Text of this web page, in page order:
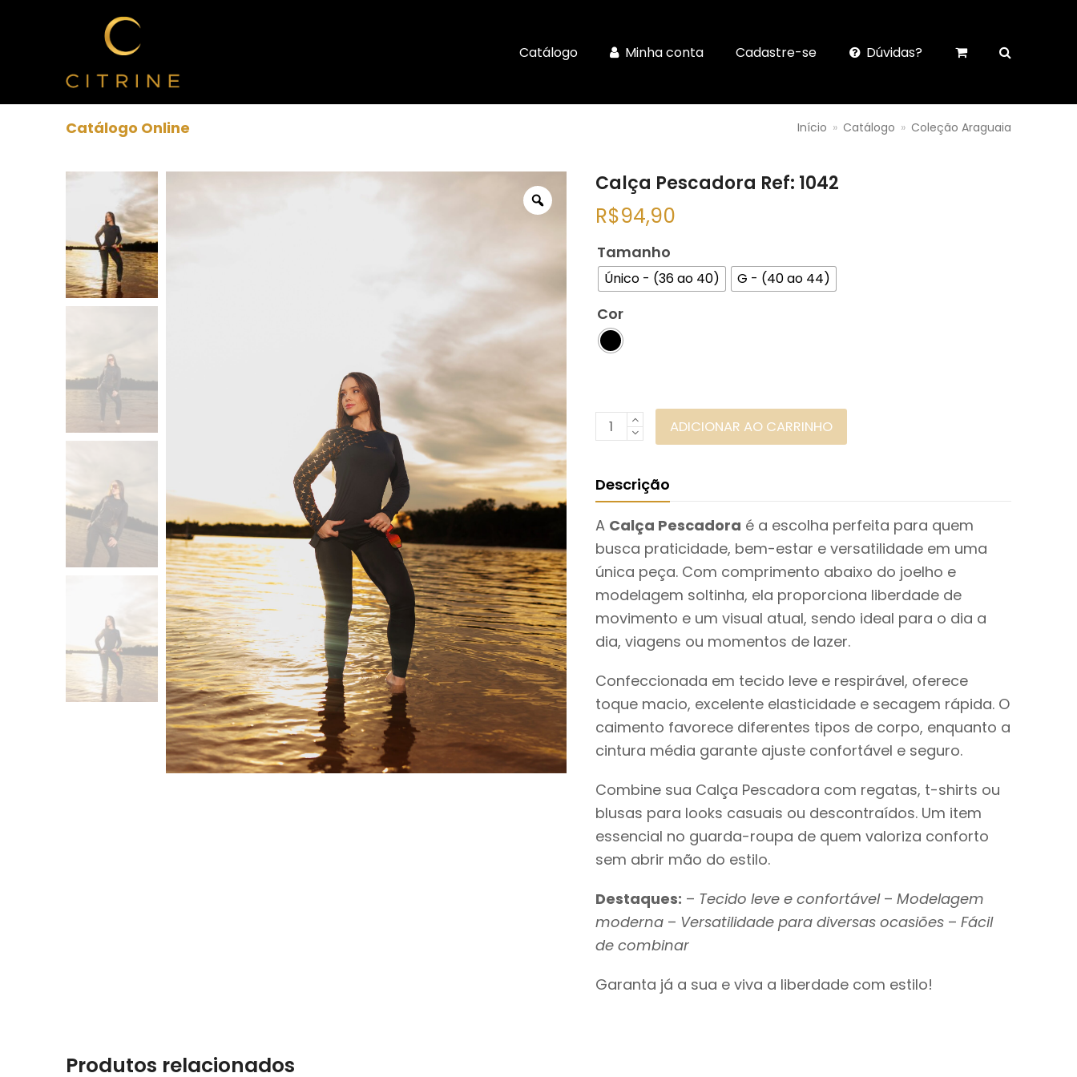
Catálogo Minha conta Cadastre-se Dúvidas?
Catálogo Online Início » Catálogo » Coleção Araguaia
Calça Pescadora Ref: 1042
R$94,90
Tamanho
Único - (36 ao 40) G - (40 ao 44)
Cor
Calça
Pescadora
1042
quantidade
ADICIONAR AO CARRINHO
Descrição
A Calça Pescadora é a escolha perfeita para quem
busca praticidade, bem-estar e versatilidade em uma
única peça. Com comprimento abaixo do joelho e
modelagem soltinha, ela proporciona liberdade de
movimento e um visual atual, sendo ideal para o dia a
dia, viagens ou momentos de lazer.
Confeccionada em tecido leve e respirável, oferece
toque macio, excelente elasticidade e secagem rápida. O
caimento favorece diferentes tipos de corpo, enquanto a
cintura média garante ajuste confortável e seguro.
Combine sua Calça Pescadora com regatas, t-shirts ou
blusas para looks casuais ou descontraídos. Um item
essencial no guarda-roupa de quem valoriza conforto
sem abrir mão do estilo.
Destaques: – Tecido leve e confortável– Modelagem
moderna– Versatilidade para diversas ocasiões– Fácil
de combinar
Garanta já a sua e viva a liberdade com estilo!
Produtos relacionados